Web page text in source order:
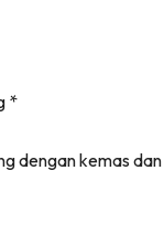
dengan kemas